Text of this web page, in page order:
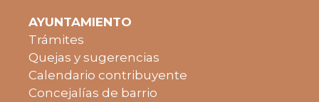
AYUNTAMIENTO
Trámites
Quejas y sugerencias
Calendario contribuyente
Concejalías de barrio